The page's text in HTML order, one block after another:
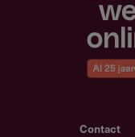
Contact